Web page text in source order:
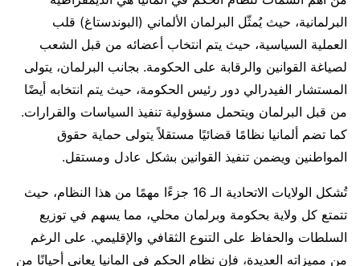
البرلمانية، حيث يُمثّل البرلمان الألماني (البوندستاغ) قلب
العملية السياسية، حيث يتم انتخاب أعضائه من قبل الشعب
لصياغة القوانين والرقابة على الحكومة. بجانب البرلمان، يتولى
المستشار الفيدرالي دور رئيس الحكومة، حيث يتم انتخابه أيضًا
من قبل البرلمان ويتحمل مسؤولية تنفيذ السياسات والقرارات.
كما تضم ألمانيا نظامًا قضائيًا مستقلاً يتولى حماية حقوق
المواطنين ويضمن تنفيذ القوانين بشكل عادل ومستقل.
تُشكل الولايات الاتحادية الـ 16 جزءًا مهمًا من هذا النظام، حيث
تتمتع كل ولاية بحكومة وبرلمان محلي، مما يسهم في توزيع
السلطات والحفاظ على التنوع الثقافي والإقليمي. على الرغم
من مميزاته العديدة، فإن نظام الحكم في المانيا يعاني أحيانًا من